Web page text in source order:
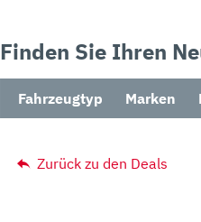
Finden Sie Ihren
Fahrzeugtyp Marken
Zurück zu den Deals